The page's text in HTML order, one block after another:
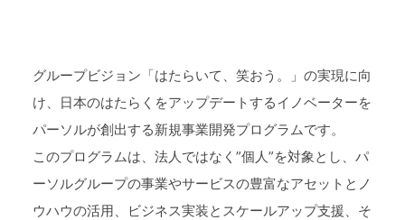
グループビジョン「はたらいて、笑おう。」の実現に向
け、日本のはたらくをアップデートするイノベーターを
パーソルが創出する新規事業開発プログラムです。
このプログラムは、法人ではなく”個人”を対象とし、パ
ーソルグループの事業やサービスの豊富なアセットとノ
ウハウの活用、ビジネス実装とスケールアップ支援、そ